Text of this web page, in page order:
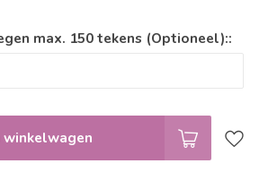
max. 150 tekens (Optioneel)::
winkelwagen